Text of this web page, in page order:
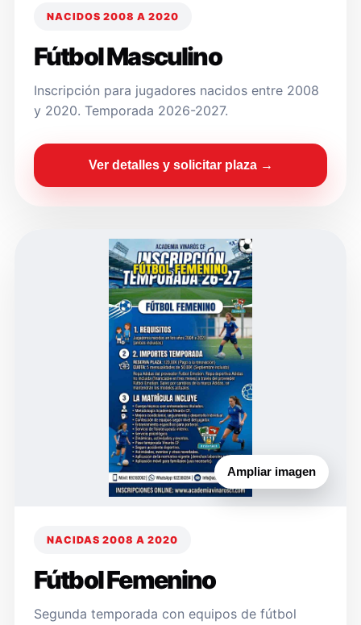
NACIDOS 2008 A 2020
Fútbol Masculino
Inscripción para jugadores nacidos entre 2008
y 2020. Temporada 2026-2027.
Ver detalles y solicitar plaza →
Ampliar imagen
NACIDAS 2008 A 2020
Fútbol Femenino
Segunda temporada con equipos de fútbol